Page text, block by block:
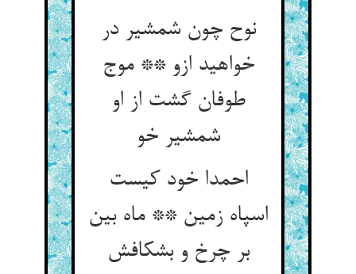
نوح چون شمشیر در
خواهید ازو ** موج
طوفان گشت از او
شمشیر خو
احمدا خود کیست
اسپاه زمین ** ماه بین
بر چرخ و بشکافش